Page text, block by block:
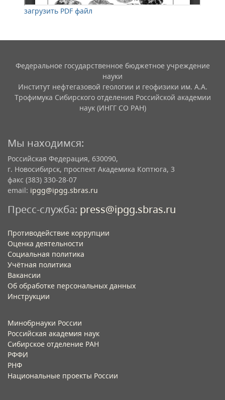
загрузить PDF файл
Федеральное государственное бюджетное учреждение
науки
Институт нефтегазовой геологии и геофизики им. А.А.
Трофимука Сибирского отделения Российской академии
наук (ИНГГ СО РАН)
Мы находимся:
Российская Федерация, 630090,
г. Новосибирск, проспект Академика Коптюга, 3
факс (383) 330-28-07
email: ipgg@ipgg.sbras.ru
Пресс-служба: press@ipgg.sbras.ru
Противодействие коррупции
Оценка деятельности
Социальная политика
Учётная политика​
Вакансии​
Об обработке персональных данных​
Инструкции​
Минобрнауки России
Российская академия наук
Сибирское отделение РАН
РФФИ
РНФ
Национальные проекты России